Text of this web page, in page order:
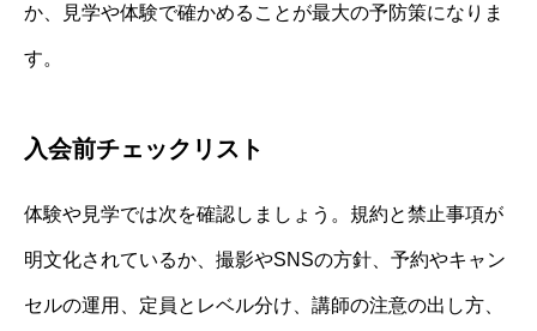
か、見学や体験で確かめることが最大の予防策になりま
す。
入会前チェックリスト
体験や見学では次を確認しましょう。規約と禁止事項が
明文化されているか、撮影やSNSの方針、予約やキャン
セルの運用、定員とレベル分け、講師の注意の出し方、